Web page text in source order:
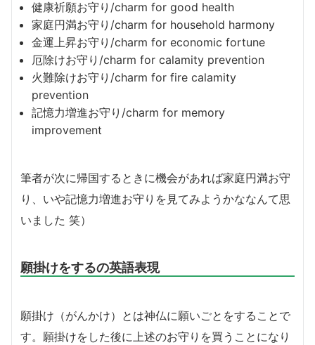
健康祈願お守り/charm for good health
家庭円満お守り/charm for household harmony
金運上昇お守り/charm for economic fortune
厄除けお守り/charm for calamity prevention
火難除けお守り/charm for fire calamity
prevention
記憶力増進お守り/charm for memory
improvement
筆者が次に帰国するときに機会があれば家庭円満お守
り、いや記憶力増進お守りを見てみようかななんて思
いました 笑）
願掛けをするの英語表現
願掛け（がんかけ）とは神仏に願いごとをすることで
す。願掛けをした後に上述のお守りを買うことになり